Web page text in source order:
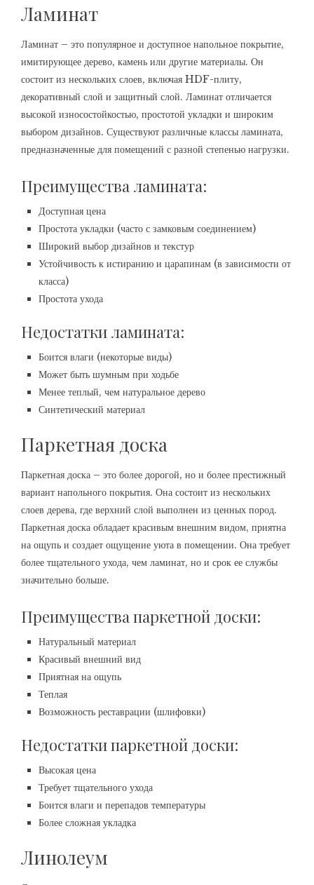
Ламинат
Ламинат – это популярное и доступное напольное покрытие,
имитирующее дерево, камень или другие материалы. Он
состоит из нескольких слоев, включая HDF-плиту,
декоративный слой и защитный слой. Ламинат отличается
высокой износостойкостью, простотой укладки и широким
выбором дизайнов. Существуют различные классы ламината,
предназначенные для помещений с разной степенью нагрузки.
Преимущества ламината:
Доступная цена
Простота укладки (часто с замковым соединением)
Широкий выбор дизайнов и текстур
Устойчивость к истиранию и царапинам (в зависимости от
класса)
Простота ухода
Недостатки ламината:
Боится влаги (некоторые виды)
Может быть шумным при ходьбе
Менее теплый, чем натуральное дерево
Синтетический материал
Паркетная доска
Паркетная доска – это более дорогой, но и более престижный
вариант напольного покрытия. Она состоит из нескольких
слоев дерева, где верхний слой выполнен из ценных пород.
Паркетная доска обладает красивым внешним видом, приятна
на ощупь и создает ощущение уюта в помещении. Она требует
более тщательного ухода, чем ламинат, но и срок ее службы
значительно больше.
Преимущества паркетной доски:
Натуральный материал
Красивый внешний вид
Приятная на ощупь
Теплая
Возможность реставрации (шлифовки)
Недостатки паркетной доски:
Высокая цена
Требует тщательного ухода
Боится влаги и перепадов температуры
Более сложная укладка
Линолеум